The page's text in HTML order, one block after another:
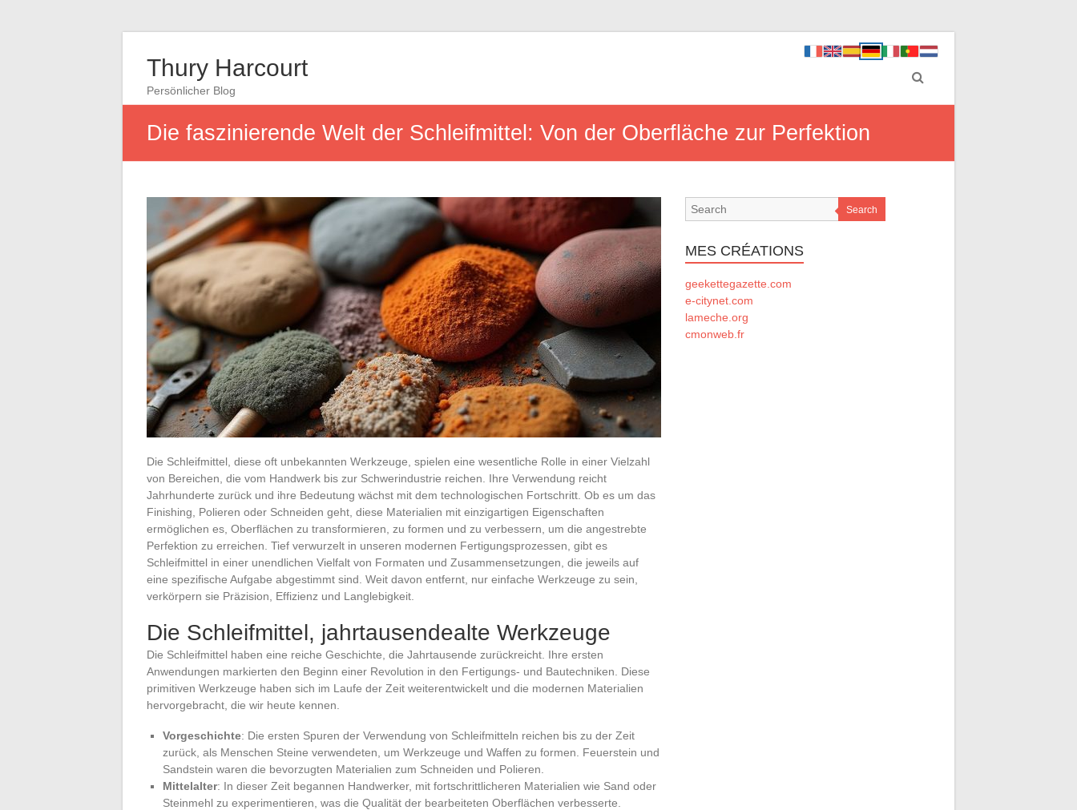
Thury Harcourt
Persönlicher Blog
Die faszinierende Welt der Schleifmittel: Von der Oberfläche zur Perfektion
Die Schleifmittel, diese oft unbekannten Werkzeuge, spielen eine wesentliche Rolle in einer Vielzahl
von Bereichen, die vom Handwerk bis zur Schwerindustrie reichen. Ihre Verwendung reicht
Jahrhunderte zurück und ihre Bedeutung wächst mit dem technologischen Fortschritt. Ob es um das
Finishing, Polieren oder Schneiden geht, diese Materialien mit einzigartigen Eigenschaften
ermöglichen es, Oberflächen zu transformieren, zu formen und zu verbessern, um die angestrebte
Perfektion zu erreichen. Tief verwurzelt in unseren modernen Fertigungsprozessen, gibt es
Schleifmittel in einer unendlichen Vielfalt von Formaten und Zusammensetzungen, die jeweils auf
eine spezifische Aufgabe abgestimmt sind. Weit davon entfernt, nur einfache Werkzeuge zu sein,
verkörpern sie Präzision, Effizienz und Langlebigkeit.
Die Schleifmittel, jahrtausendealte Werkzeuge
Die Schleifmittel haben eine reiche Geschichte, die Jahrtausende zurückreicht. Ihre ersten
Anwendungen markierten den Beginn einer Revolution in den Fertigungs- und Bautechniken. Diese
primitiven Werkzeuge haben sich im Laufe der Zeit weiterentwickelt und die modernen Materialien
hervorgebracht, die wir heute kennen.
Vorgeschichte: Die ersten Spuren der Verwendung von Schleifmitteln reichen bis zu der Zeit
zurück, als Menschen Steine verwendeten, um Werkzeuge und Waffen zu formen. Feuerstein und
Sandstein waren die bevorzugten Materialien zum Schneiden und Polieren.
Mittelalter: In dieser Zeit begannen Handwerker, mit fortschrittlicheren Materialien wie Sand oder
Steinmehl zu experimentieren, was die Qualität der bearbeiteten Oberflächen verbesserte.
Search
MES CRÉATIONS
geekettegazette.com
e-citynet.com
lameche.org
cmonweb.fr